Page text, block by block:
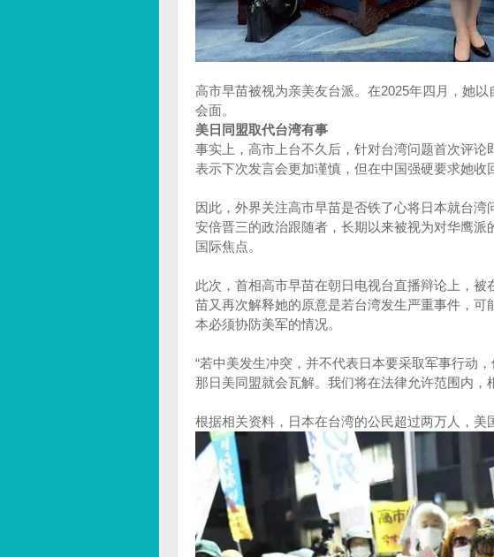
高市早苗被视为亲美友台派。在2025年四月，她
会面。
美日同盟取代台湾有事
事实上，高市上台不久后，针对台湾问题首次评
表示下次发言会更加谨慎，但在中国强硬要求她收
因此，外界关注高市早苗是否铁了心将日本就台湾
安倍晋三的政治跟随者，长期以来被视为对华鹰
国际焦点。
此次，首相高市早苗在朝日电视台直播辩论上，
苗又再次解释她的原意是若台湾发生严重事件，
本必须协防美军的情况。
“若中美发生冲突，并不代表日本要采取军事行动
那日美同盟就会瓦解。我们将在法律允许范围内，
根据相关资料，日本在台湾的公民超过两万人，美